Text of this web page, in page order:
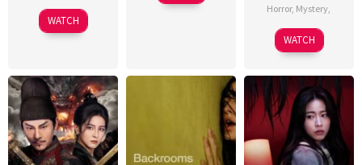
WATCH
Horror, Mystery,
WATCH